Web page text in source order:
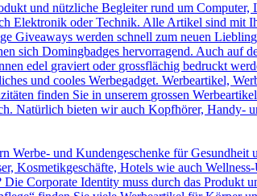
und nützliche Begleiter rund um
Elektronik oder Technik. Alle Artikel sind mit
Giveaways werden schnell zum neuen
sich Domingbadges hervorragend. Auch auf
edel graviert oder grossflächig bedruckt
und cooles Werbegadget. Werbeartikel,
finden Sie in unserem grossen
Natürlich bieten wir auch Kopfhörer,
Werbe- und Kundengeschenke für Gesundheit
Kosmetikgeschäfte, Hotels wie auch
Corporate Identity muss durch das Produkt